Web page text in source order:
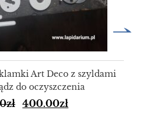
Art Deco z szyldami
do oczyszczenia
zł 400.00zł